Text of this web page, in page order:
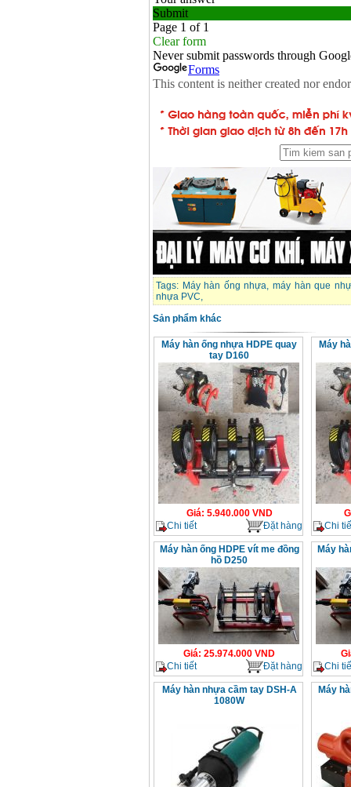
Tags: Máy hàn ống nhựa, máy hàn que
nhựa PVC,
Sản phẩm khác
Máy hàn ống nhựa HDPE quay
tay D160
Giá: 5.940.000VND
Chi tiết
Đặt hàng
Máy
Chi
Máy hàn ống HDPE vít me đồng
hồ D250
Giá: 25.974.000 VND
Chi tiết
Đặt hàng
Máy
Chi
Máy hàn nhựa cầm tay DSH-A
1080W
Máy